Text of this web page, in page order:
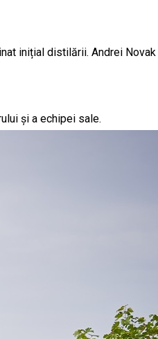
inițial distilării. Andrei
și a echipei sale.